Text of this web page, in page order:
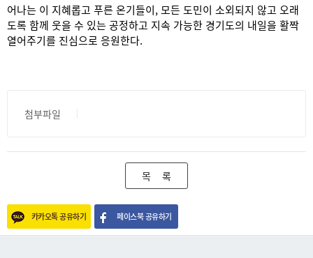
어나는 이 지혜롭고 푸른 온기들이, 모든 도민이 소외되지 않고 오래
도록 함께 웃을 수 있는 공정하고 지속 가능한 경기도의 내일을 활짝
열어주기를 진심으로 응원한다.
첨부파일
카카오톡 공유하기 페이스북 공유하기
목 록